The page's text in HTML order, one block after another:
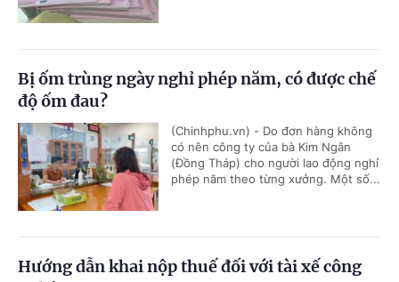
Bị ốm trùng ngày nghỉ phép năm, có được chế
độ ốm đau?
(Chinhphu.vn) - Do đơn hàng không
có nên công ty của bà Kim Ngân
(Đồng Tháp) cho người lao động nghỉ
phép năm theo từng xưởng. Một số...
Hướng dẫn khai nộp thuế đối với tài xế công